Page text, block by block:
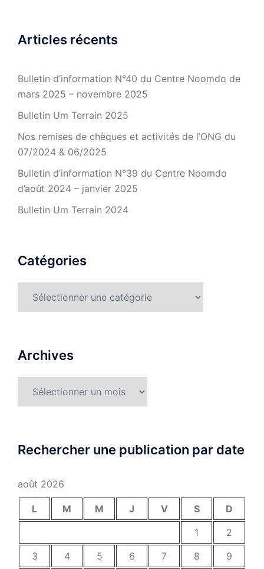
Articles récents
Bulletin d’information N°40 du Centre Noomdo de
mars 2025 – novembre 2025
Bulletin Um Terrain 2025
Nos remises de chèques et activités de l’ONG du
07/2024 & 06/2025
Bulletin d’information N°39 du Centre Noomdo
d’août 2024 – janvier 2025
Bulletin Um Terrain 2024
Catégories
Archives
Rechercher une publication par date
août 2026
L M M J V S
D
1
2
3
4 5 6 7 8
9